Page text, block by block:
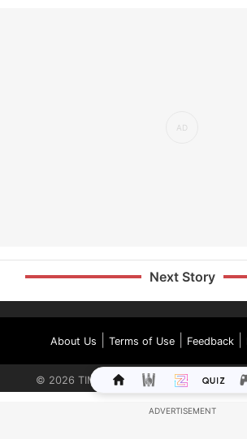
Next Story
About Us Terms of Use| Feedback|
© 2026 TIMES INTERNET LIMITED. ALL